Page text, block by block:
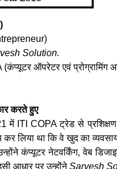
Solution.
(कंप्यूटर ऑपरेटर एवं प्रोग्रामिंग
करते हुए
में ITI COPA ट्रेड से
कर लिया था कि वे खुद का
कंप्यूटर नेटवर्किंग, वेब
आधार पर उन्होंनेSarvesh